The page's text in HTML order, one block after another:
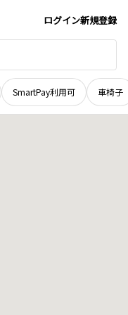
ログイン新規登録
SmartPay利用可 車椅子